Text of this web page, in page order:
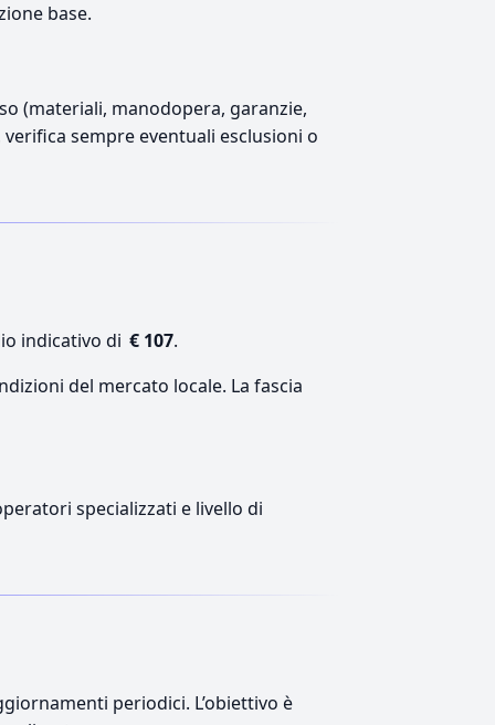
base.
(materiali, manodopera, garanzie,
sempre eventuali esclusioni o
indicativo di € 107.
del mercato locale. La fascia
specializzati e livello di
periodici. L’obiettivo è